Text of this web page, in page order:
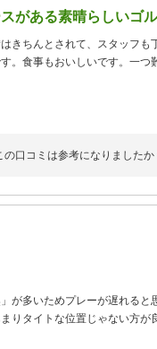
がある素晴らしいゴ
きちんとされて、スタッフも
。食事もおいしいです。一つ
の口コミは参考になりましたか
が多いためプレーが遅れると
りタイトな位置じゃない方が